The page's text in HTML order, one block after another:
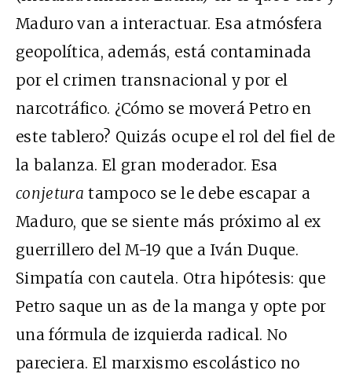
Maduro van a interactuar. Esa atmósfera
geopolítica, además, está contaminada
por el crimen transnacional y por el
narcotráfico. ¿Cómo se moverá Petro en
este tablero? Quizás ocupe el rol del fiel de
la balanza. El gran moderador. Esa
conjetura tampoco se le debe escapar a
Maduro, que se siente más próximo al ex
guerrillero del M-19 que a Iván Duque.
Simpatía con cautela. Otra hipótesis: que
Petro saque un as de la manga y opte por
una fórmula de izquierda radical. No
pareciera. El marxismo escolástico no